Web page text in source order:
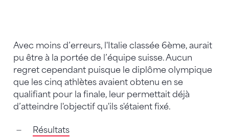
Avec moins d’erreurs, l'Italie classée 6ème, aurait
pu être à la portée de l’équipe suisse. Aucun
regret cependant puisque le diplôme olympique
que les cinq athlètes avaient obtenu en se
qualifiant pour la finale, leur permettait déjà
d’atteindre l'objectif qu'ils s'étaient fixé.
Résultats